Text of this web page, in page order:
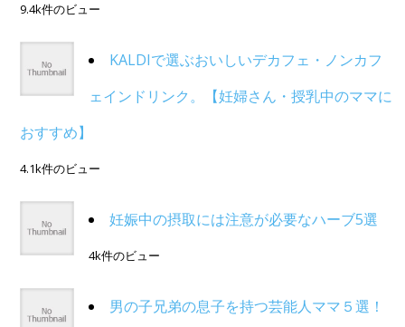
9.4k件のビュー
KALDIで選ぶおいしいデカフェ・ノンカフ
ェインドリンク。【妊婦さん・授乳中のママに
おすすめ】
4.1k件のビュー
妊娠中の摂取には注意が必要なハーブ5選
4k件のビュー
男の子兄弟の息子を持つ芸能人ママ５選！